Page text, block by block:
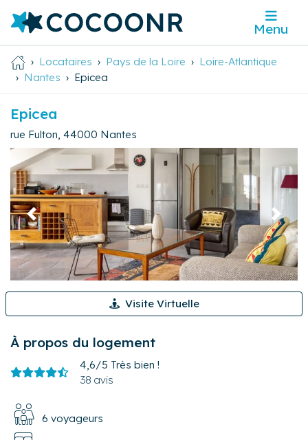
Menu
Locataires Pays de la Loire
Loire-Atlantique
Nantes
Epicea
Epicea
rue Fulton 44000 Nantes
Précédent
Visite Virtuelle
À propos du logement
4,6/5 Très bien !
38 avis
6 voyageurs